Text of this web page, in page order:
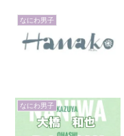
なにわ男子
なにわ男子